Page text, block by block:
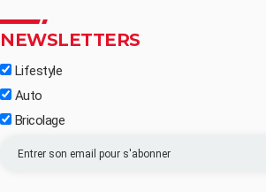
NEWSLETTERS
Lifestyle
Auto
Bricolage